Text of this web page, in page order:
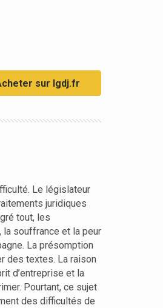
sur lgdj.fr
Le législateur
juridiques
tout, les
la souffrance et la peur
La présomption
des textes. La raison
d’entreprise et la
Pourtant, ce sujet
des difficultés de